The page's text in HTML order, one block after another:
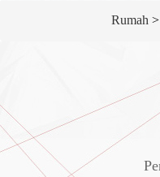
Rumah >